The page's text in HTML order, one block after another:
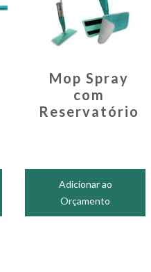
Mop Spray
com
Reservatório
Adicionar ao
Orçamento